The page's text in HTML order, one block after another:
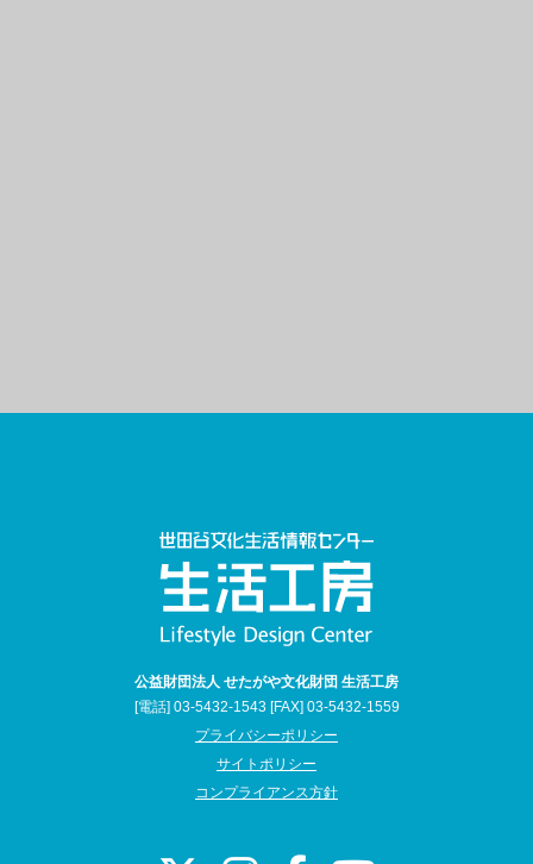
公益財団法人 せたがや文化財団 生活工房
[電話] 03-5432-1543 [FAX] 03-5432-1559
プライバシーポリシー
サイトポリシー
コンプライアンス方針